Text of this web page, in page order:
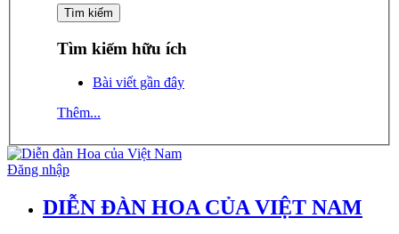
Tìm kiếm hữu ích
Bài viết gần đây
Thêm...
Đăng nhập
DIỄN ĐÀN HOA CỦA VIỆT NAM